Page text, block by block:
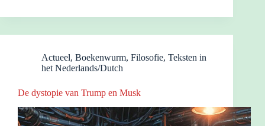
Actueel, Boekenwurm, Filosofie, Teksten in
het Nederlands/Dutch
De dystopie van Trump en Musk